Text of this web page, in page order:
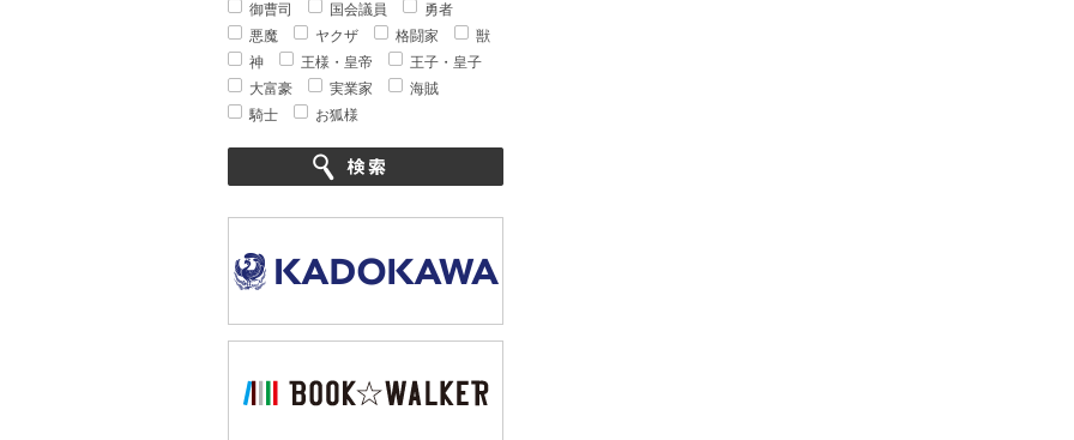
御曹司
国会議員
勇者
悪魔
ヤクザ 格闘家
獣
神
王様・皇帝
王子・皇子
大富豪
実業家
海賊
騎士
お狐様